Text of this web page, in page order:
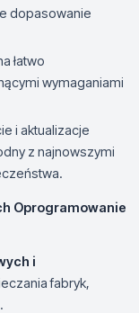
dopasowanie
łatwo
wymaganiami
i aktualizacje
z najnowszymi
Oprogramowanie
i
fabryk,